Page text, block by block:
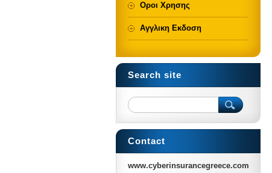
Οροι Χρησης
Αγγλικη Εκδοση
Search site
Contact
www.cyberinsurancegreece.com